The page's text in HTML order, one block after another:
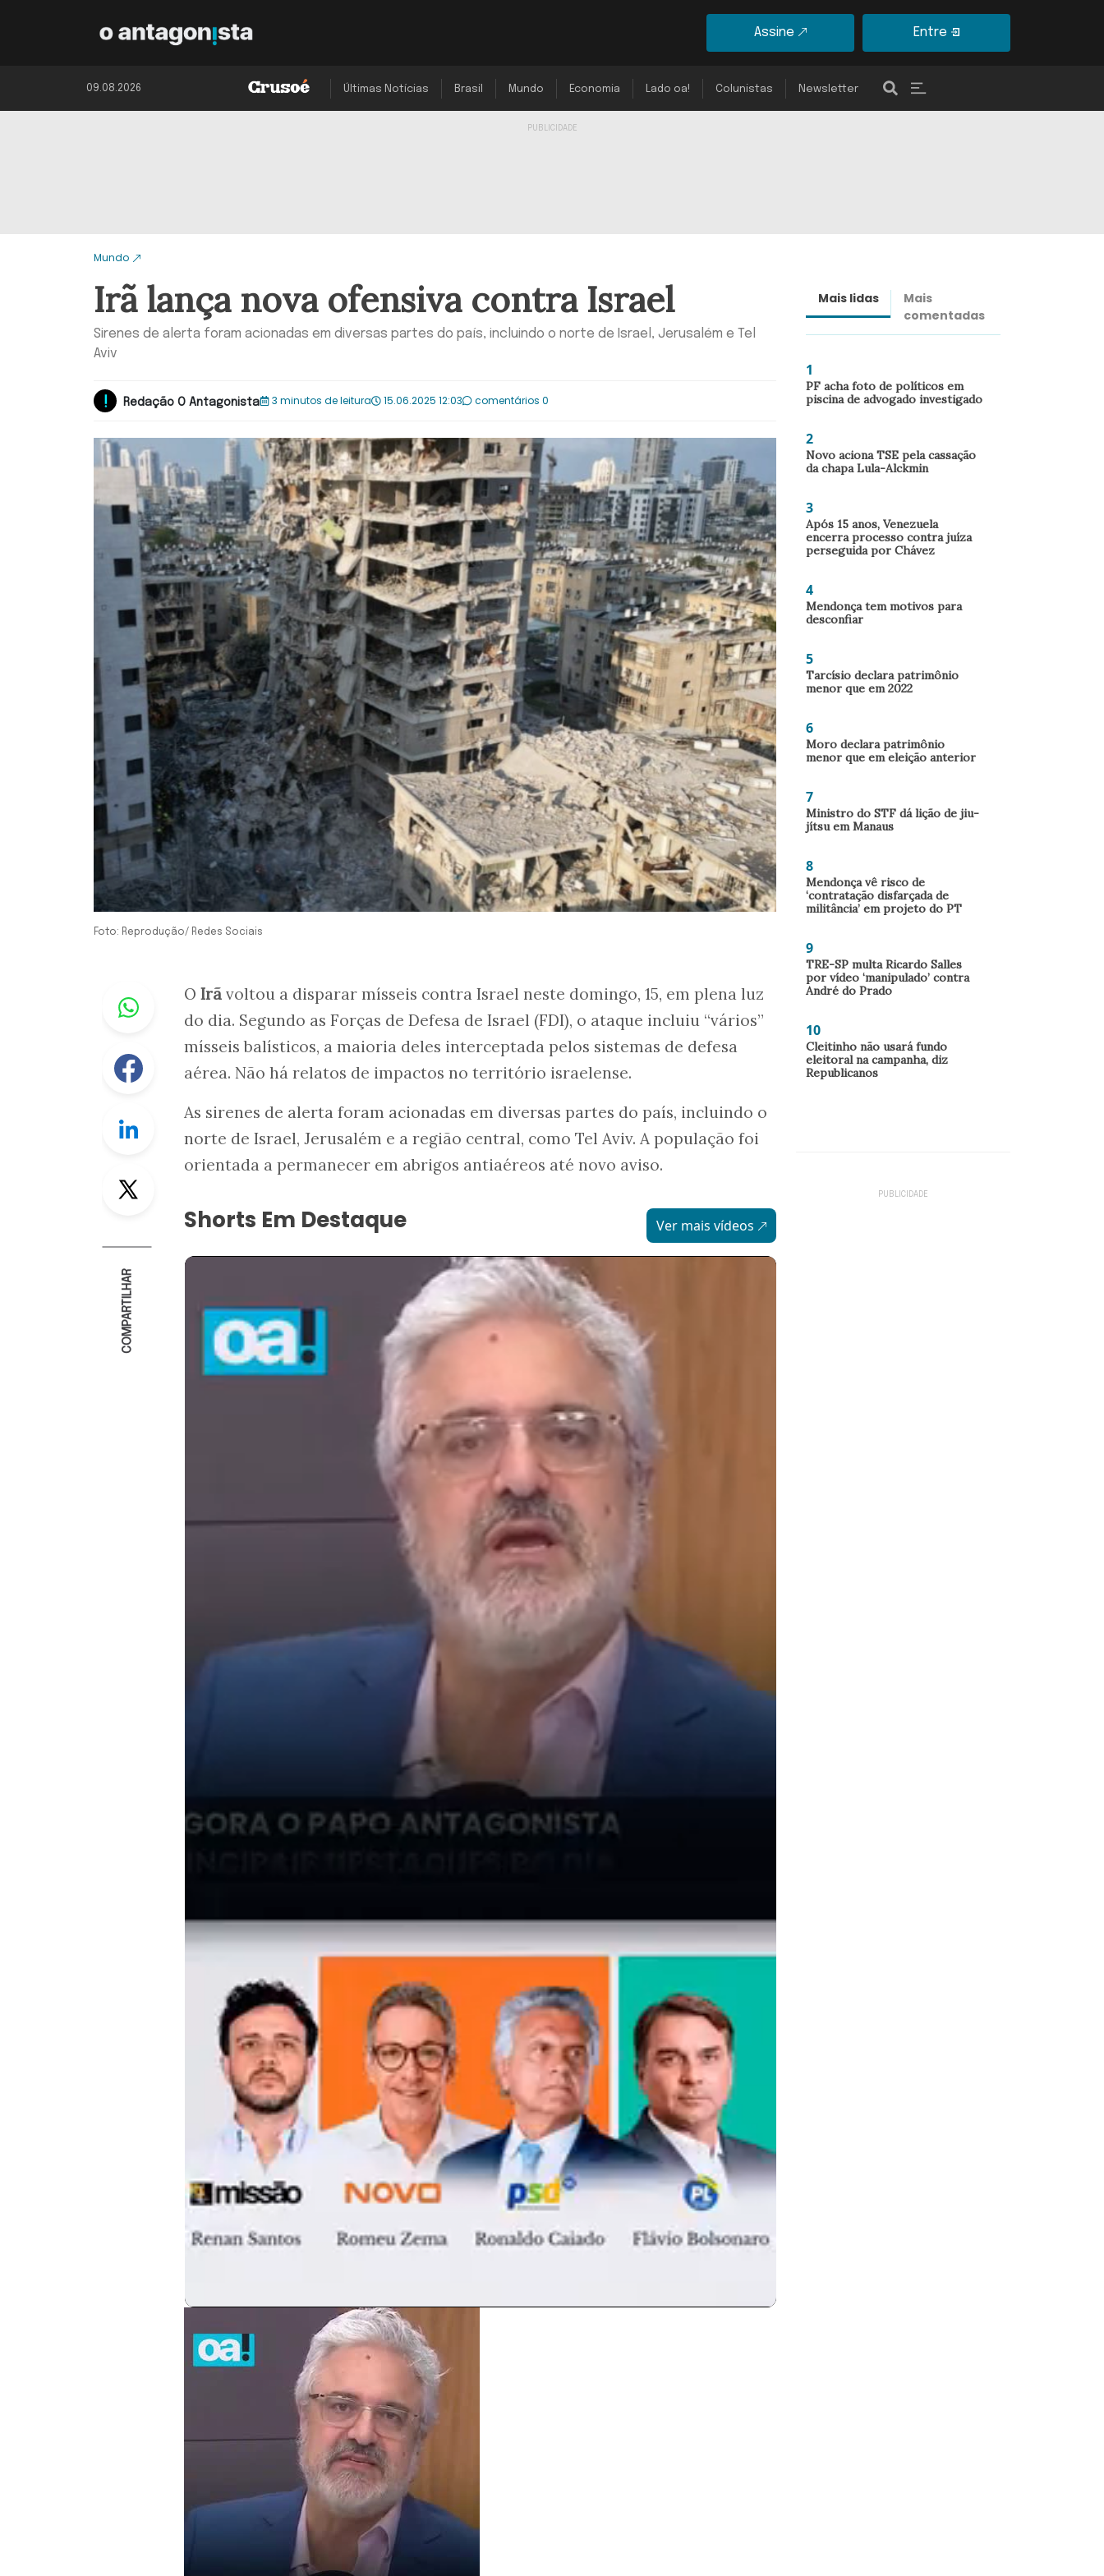
Assine Entre
09.08.2026 Últimas Notícias Brasil Mundo Economia Lado oa! Colunistas Newsletter
Mundo
Irã lança nova ofensiva contra Israel
Sirenes de alerta foram acionadas em diversas partes do país, incluindo o norte de Israel, Jerusalém e Tel
Aviv
Redação O Antagonista 3 minutos de leitura 15.06.2025 12:03 comentários 0
Foto: Reprodução/ Redes Sociais
Whastapp
Facebook
Linkedin
Twitter
COMPARTILHAR
O Irã voltou a disparar mísseis contra Israel neste domingo, 15, em plena luz
do dia. Segundo as Forças de Defesa de Israel (FDI), o ataque incluiu “vários”
mísseis balísticos, a maioria deles interceptada pelos sistemas de defesa
aérea. Não há relatos de impactos no território israelense.
As sirenes de alerta foram acionadas em diversas partes do país, incluindo o
norte de Israel, Jerusalém e a região central, como Tel Aviv. A população foi
orientada a permanecer em abrigos antiaéreos até novo aviso.
Shorts Em Destaque Ver mais vídeos
Mais lidas
Mais
comentadas
1
PF acha foto de políticos em
piscina de advogado investigado
2
Novo aciona TSE pela cassação
da chapa Lula-Alckmin
3
Após 15 anos, Venezuela
encerra processo contra juíza
perseguida por Chávez
4
Mendonça tem motivos para
desconfiar
5
Tarcísio declara patrimônio
menor que em 2022
6
Moro declara patrimônio
menor que em eleição anterior
7
Ministro do STF dá lição de jiu-
jítsu em Manaus
8
Mendonça vê risco de
‘contratação disfarçada de
militância’ em projeto do PT
9
TRE-SP multa Ricardo Salles
por vídeo ‘manipulado’ contra
André do Prado
10
Cleitinho não usará fundo
eleitoral na campanha, diz
Republicanos